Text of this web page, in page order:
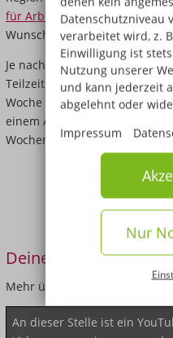
Datenschutzniveau
verarbeitet wird, z.
Einwilligung ist
Nutzung unserer
und kann jederzeit
abgelehnt oder
Impressum
Nur
für Arbeit
bietet hilfreiche
Wunschjob.
Je nach Deinen persönlichen
Teilzeit arbeiten.
Woche von montags bis
einem Analyselabor tätig bist,
Wochenenden oder Feiertagen
Deine BTA-
Mehr über die Ausbildung
An dieser Stelle ist ein